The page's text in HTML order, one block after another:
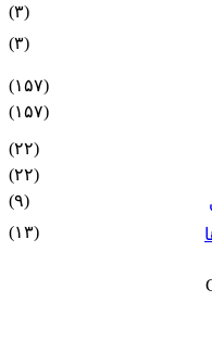
(۳)
(۳)
(۱۵۷)
(۱۵۷)
(۲۲)
(۲۲)
(۹)
(۱۳)